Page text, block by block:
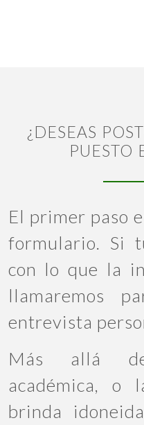
¿DESEAS
PUESTO
El primer paso
formulario. Si
con lo que la
llamaremos
entrevista
Más allá
académica, o
brinda